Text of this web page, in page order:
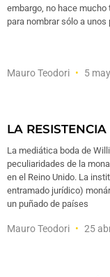
embargo, no hace mucho
para nombrar sólo a
Mauro Teodori 5
LA
La mediática boda de
peculiaridades de la
en el Reino Unido. La
entramado jurídico)
un puñado de países
Mauro Teodori 25